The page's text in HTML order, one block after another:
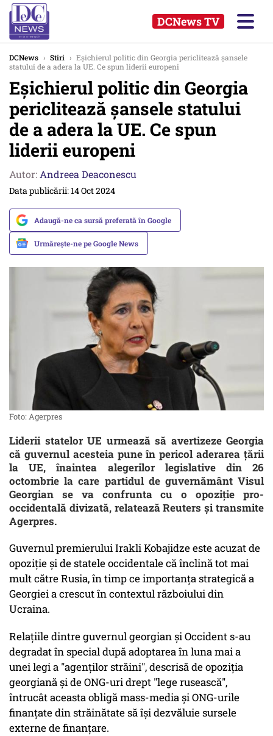
DCNews TV
DCNews › Stiri › Eșichierul politic din Georgia periclitează șansele
statului de a adera la UE. Ce spun liderii europeni
Eșichierul politic din Georgia
periclitează șansele statului
de a adera la UE. Ce spun
liderii europeni
Autor: Andreea Deaconescu
Data publicării: 14 Oct 2024
Adaugă-ne ca sursă preferată în Google
Urmărește-ne pe Google News
Foto: Agerpres
Liderii statelor UE urmează să avertizeze Georgia
că guvernul acesteia pune în pericol aderarea ţării
la UE, înaintea alegerilor legislative din 26
octombrie la care partidul de guvernământ Visul
Georgian se va confrunta cu o opoziţie pro-
occidentală divizată, relatează Reuters și transmite
Agerpres.
Guvernul premierului Irakli Kobajidze este acuzat de
opoziţie şi de statele occidentale că înclină tot mai
mult către Rusia, în timp ce importanţa strategică a
Georgiei a crescut în contextul războiului din
Ucraina.
Relaţiile dintre guvernul georgian şi Occident s-au
degradat în special după adoptarea în luna mai a
unei legi a "agenţilor străini", descrisă de opoziţia
georgiană şi de ONG-uri drept "lege rusească",
întrucât aceasta obligă mass-media şi ONG-urile
finanţate din străinătate să îşi dezvăluie sursele
externe de finanţare.